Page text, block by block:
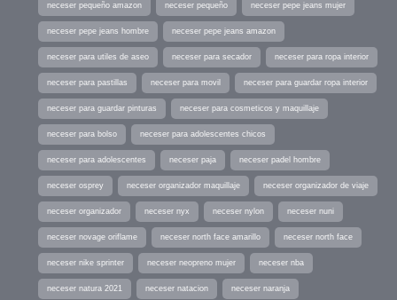
neceser pequeño amazon neceser pequeño neceser pepe jeans mujer
neceser pepe jeans hombre neceser pepe jeans amazon
neceser para utiles de aseo neceser para secador neceser para ropa interior
neceser para pastillas neceser para movil neceser para guardar ropa interior
neceser para guardar pinturas neceser para cosmeticos y maquillaje
neceser para bolso neceser para adolescentes chicos
neceser para adolescentes neceser paja neceser padel hombre
neceser osprey neceser organizador maquillaje neceser organizador de viaje
neceser organizador neceser nyx neceser nylon neceser nuni
neceser novage oriflame neceser north face amarillo neceser north face
neceser nike sprinter neceser neopreno mujer neceser nba
neceser natura 2021 neceser natacion neceser naranja